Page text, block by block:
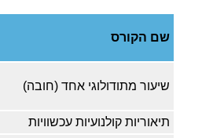
שם הקורס
שיעור מתודולוגי אחד (חובה)
תיאוריות קולנועיות עכשוויות